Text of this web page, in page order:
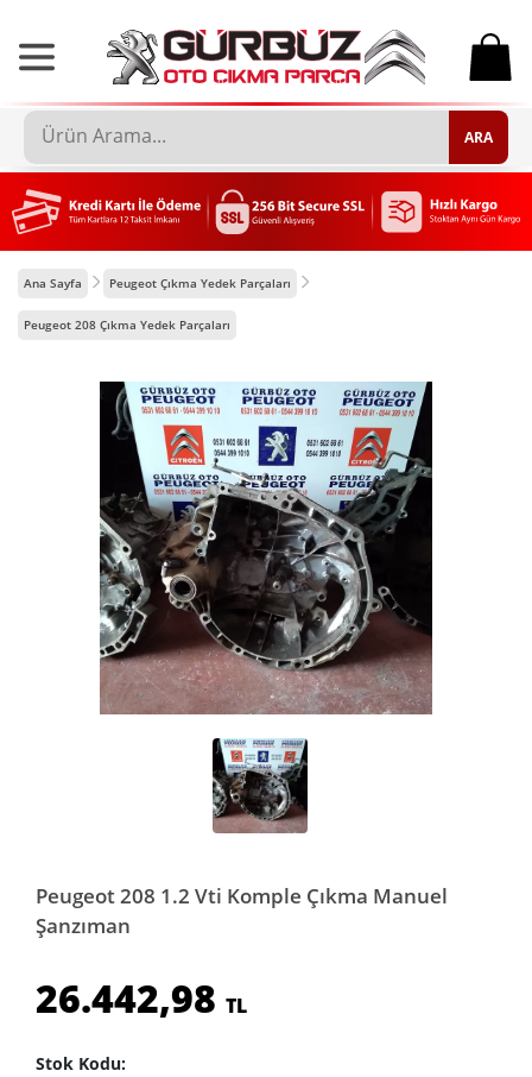
0
ARA
Ana Sayfa Peugeot Çıkma Yedek Parçaları
Peugeot 208 Çıkma Yedek Parçaları
Peugeot 208 1.2 Vti Komple Çıkma Manuel
Şanzıman
26.442,98 TL
Stok Kodu: